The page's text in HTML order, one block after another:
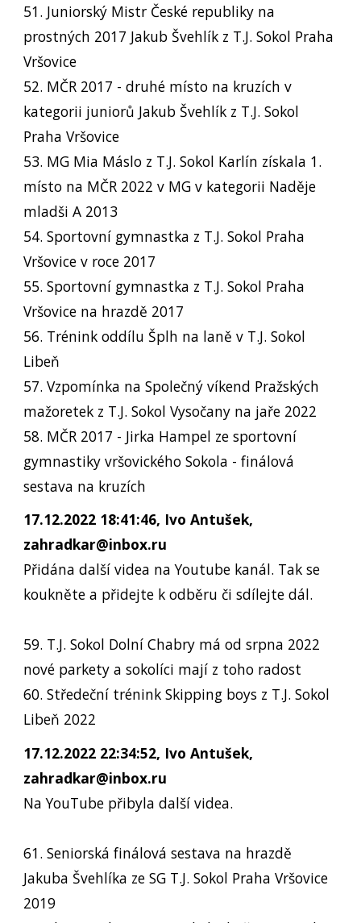
51. Juniorský Mistr České republiky na
prostných 2017 Jakub Švehlík z T.J. Sokol Praha
Vršovice
52. MČR 2017 - druhé místo na kruzích v
kategorii juniorů Jakub Švehlík z T.J. Sokol
Praha Vršovice
53. MG Mia Máslo z T.J. Sokol Karlín získala 1.
místo na MČR 2022 v MG v kategorii Naděje
mladši A 2013
54. Sportovní gymnastka z T.J. Sokol Praha
Vršovice v roce 2017
55. Sportovní gymnastka z T.J. Sokol Praha
Vršovice na hrazdě 2017
56. Trénink oddílu Šplh na laně v T.J. Sokol
Libeň
57. Vzpomínka na Společný víkend Pražských
mažoretek z T.J. Sokol Vysočany na jaře 2022
58. MČR 2017 - Jirka Hampel ze sportovní
gymnastiky vršovického Sokola - finálová
sestava na kruzích
17.12.2022 18:41:46, Ivo Antušek,
zahradkar@inbox.ru
Přidána další videa na Youtube kanál. Tak se
koukněte a přidejte k odběru či sdílejte dál.
59. T.J. Sokol Dolní Chabry má od srpna 2022
nové parkety a sokolíci mají z toho radost
60. Středeční trénink Skipping boys z T.J. Sokol
Libeň 2022
17.12.2022 22:34:52, Ivo Antušek,
zahradkar@inbox.ru
Na YouTube přibyla další videa.
61. Seniorská finálová sestava na hrazdě
Jakuba Švehlíka ze SG T.J. Sokol Praha Vršovice
2019